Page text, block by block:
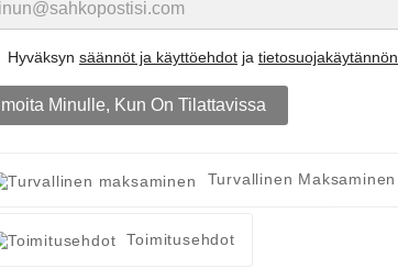
Hyväksyn säännöt ja käyttöehdot ja tietosuojakäytännön
Ilmoita Minulle, Kun On Tilattavissa
Turvallinen Maksaminen
Toimitusehdot